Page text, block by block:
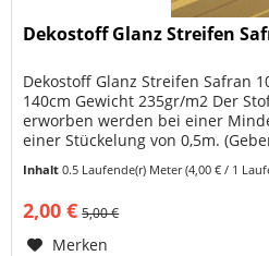
Dekostoff Glanz Streifen
Dekostoff Glanz Streifen Safran
140cm Gewicht 235gr/m2 Der
erworben werden bei einer
einer Stückelung von 0,5m.
Inhalt0.5 Laufende(r) Meter(4,00 € / 1
2,00 € 5,00 €
Merken